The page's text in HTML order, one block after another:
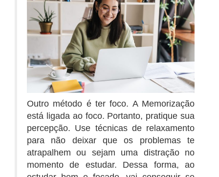
Outro método é ter foco. A Memorização
está ligada ao foco. Portanto, pratique sua
percepção. Use técnicas de relaxamento
para não deixar que os problemas te
atrapalhem ou sejam uma distração no
momento de estudar. Dessa forma, ao